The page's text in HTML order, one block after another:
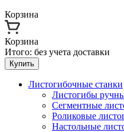
Корзина
Корзина
Итого: без учета доставки
Купить
Листогибочные станки
Листогибы
Сегментные
Роликовые
Настольные